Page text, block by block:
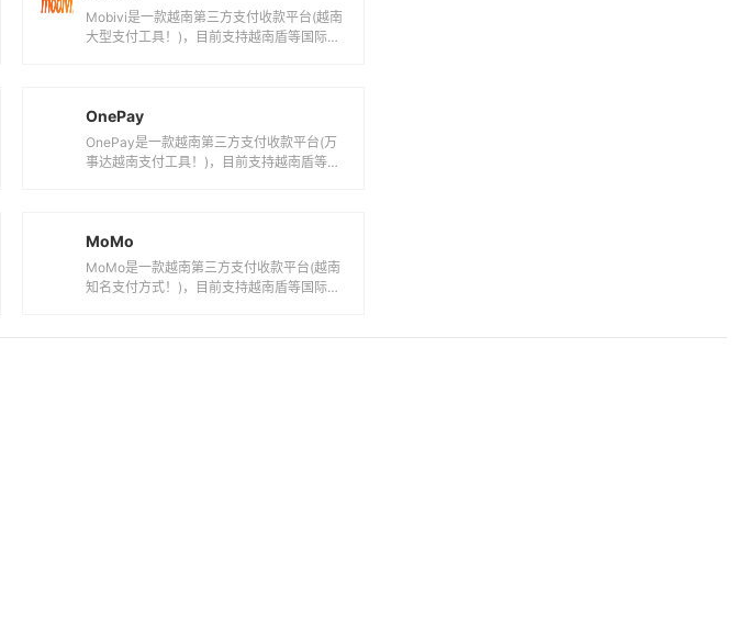
OnePay是一款越南第三方支付收款平台(万
事达越南支付工具！)，目前支持越南盾等国
际主流货币之间的电子支付、转账和汇款...
MoMo
MoMo是一款越南第三方支付收款平台(越南
知名支付方式！)，目前支持越南盾等国际主
流货币之间的电子支付、转账和汇款服务。...